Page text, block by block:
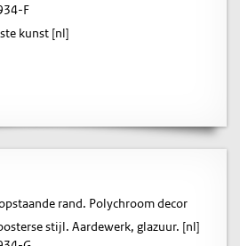
F
kunst [nl]
rand. Polychroom decor
stijl. Aardewerk, glazuur. [nl]